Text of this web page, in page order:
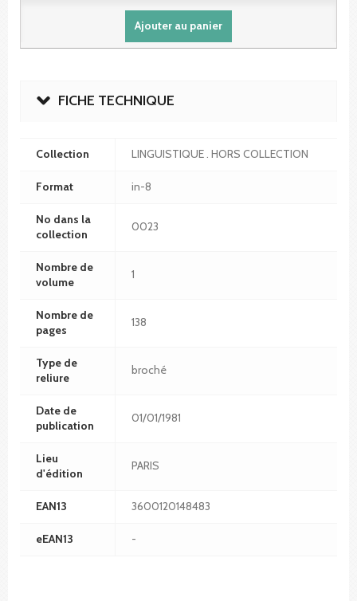
Ajouter au panier
FICHE TECHNIQUE
Collection LINGUISTIQUE . HORS COLLECTION
Format in-8
No dans la
collection
0023
Nombre de
volume
1
Nombre de
pages
138
Type de
reliure
broché
Date de
publication
01/01/1981
Lieu
d'édition
PARIS
EAN13 3600120148483
eEAN13 -